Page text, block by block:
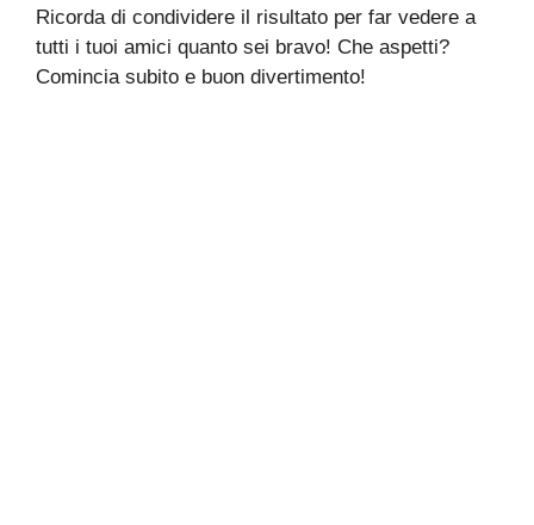
Ricorda di condividere il risultato per far vedere a
tutti i tuoi amici quanto sei bravo! Che aspetti?
Comincia subito e buon divertimento!